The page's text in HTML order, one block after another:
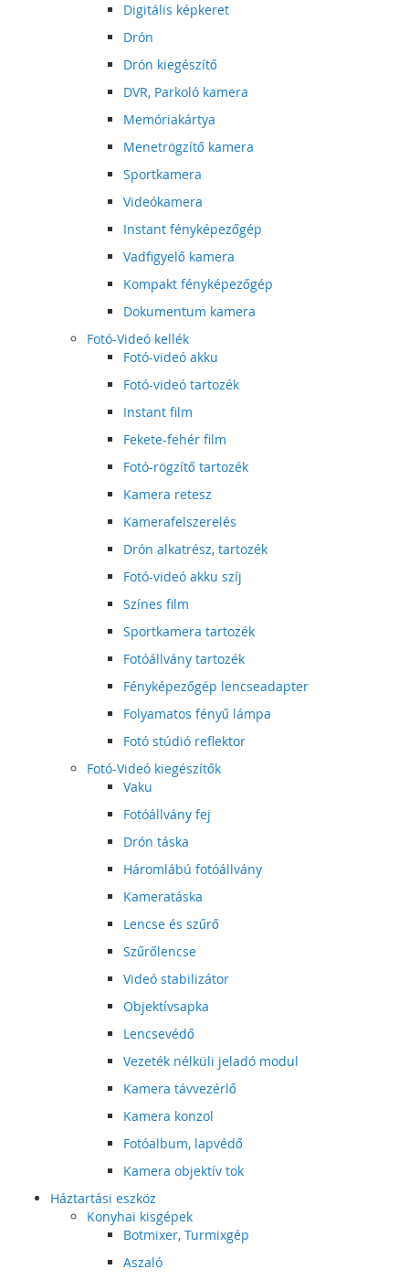
Digitális képkeret
Drón
Drón kiegészítő
DVR, Parkoló kamera
Memóriakártya
Menetrögzítő kamera
Sportkamera
Videókamera
Instant fényképezőgép
Vadfigyelő kamera
Kompakt fényképezőgép
Dokumentum kamera
Fotó-Videó kellék
Fotó-videó akku
Fotó-videó tartozék
Instant film
Fekete-fehér film
Fotó-rögzítő tartozék
Kamera retesz
Kamerafelszerelés
Drón alkatrész, tartozék
Fotó-videó akku szíj
Színes film
Sportkamera tartozék
Fotóállvány tartozék
Fényképezőgép lencseadapter
Folyamatos fényű lámpa
Fotó stúdió reflektor
Fotó-Videó kiegészítők
Vaku
Fotóállvány fej
Drón táska
Háromlábú fotóállvány
Kameratáska
Lencse és szűrő
Szűrőlencse
Videó stabilizátor
Objektívsapka
Lencsevédő
Vezeték nélküli jeladó modul
Kamera távvezérlő
Kamera konzol
Fotóalbum, lapvédő
Kamera objektív tok
Háztartási eszköz
Konyhai kisgépek
Botmixer, Turmixgép
Aszaló